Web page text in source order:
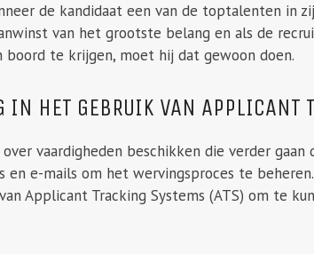
de kandidaat een van de toptalenten in
van het grootste belang en als de
boord te krijgen, moet hij dat gewoon doen.
IN HET GEBRUIK VAN APPLICANT
vaardigheden beschikken die verder
en e-mails om het wervingsproces te
Applicant Tracking Systems (ATS) om te